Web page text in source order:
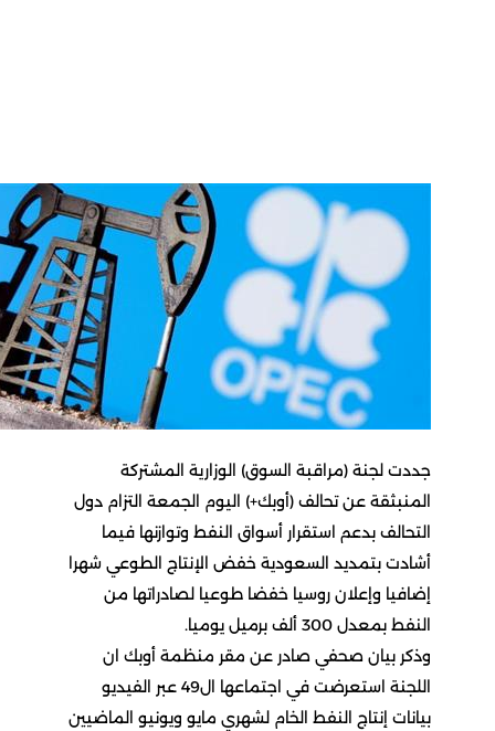
جددت لجنة (مراقبة السوق) الوزارية المشتركة
المنبثقة عن تحالف (أوبك+) اليوم الجمعة التزام دول
التحالف بدعم استقرار أسواق النفط وتوازنها فيما
أشادت بتمديد السعودية خفض الإنتاج الطوعي شهرا
إضافيا وإعلان روسيا خفضا طوعيا لصادراتها من
النفط بمعدل 300 ألف برميل يوميا.
وذكر بيان صحفي صادر عن مقر منظمة أوبك ان
اللجنة استعرضت في اجتماعها ال49 عبر الفيديو
بيانات إنتاج النفط الخام لشهري مايو ويونيو الماضيين